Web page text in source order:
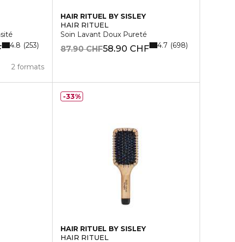
2 formats
4.8 253
HAIR RITUEL BY SISLEY
HAIR RITUEL
Soin Lavant Doux Pureté
58.90 CHF
87.90 CHF 4.7 698
HAIR RITUEL BY SISLEY
HAIR RITUEL
33%